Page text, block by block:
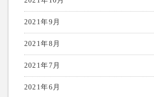
2021年9月
2021年8月
2021年7月
2021年6月